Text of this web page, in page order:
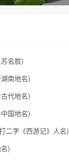
名胜)
南地名)
代地名)
国地名)
二字《西游记》人名)
)